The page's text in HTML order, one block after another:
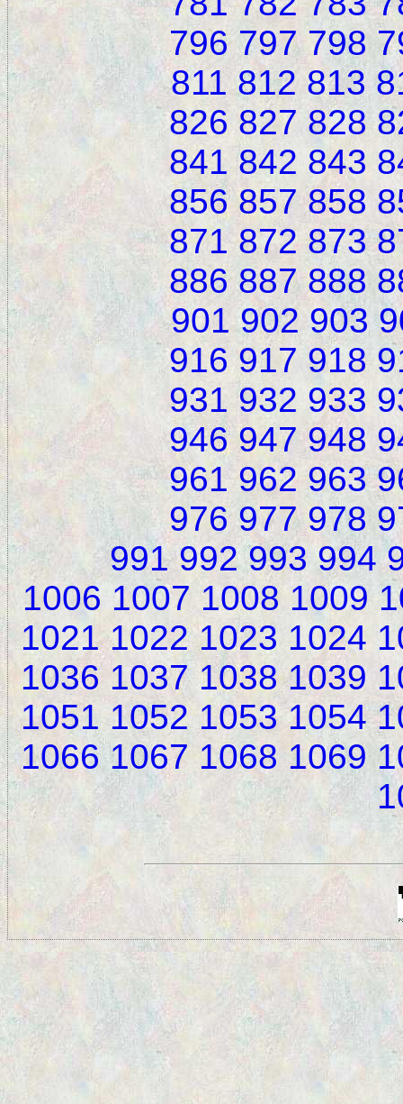
796 797 798
811 812 813
826 827 828
841 842 843
856 857 858
871 872 873
886 887 888
901 902 903
916 917 918
931 932 933
946 947 948
961 962 963
976 977 978
991 992 993 994
1006 1007 1008 1009
1021 1022 1023 1024
1036 1037 1038 1039
1051 1052 1053 1054
1066 1067 1068 1069